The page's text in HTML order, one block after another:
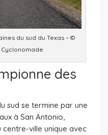
du sud du Texas – ©
des
sud se termine par une
à San Antonio,
centre-ville unique avec